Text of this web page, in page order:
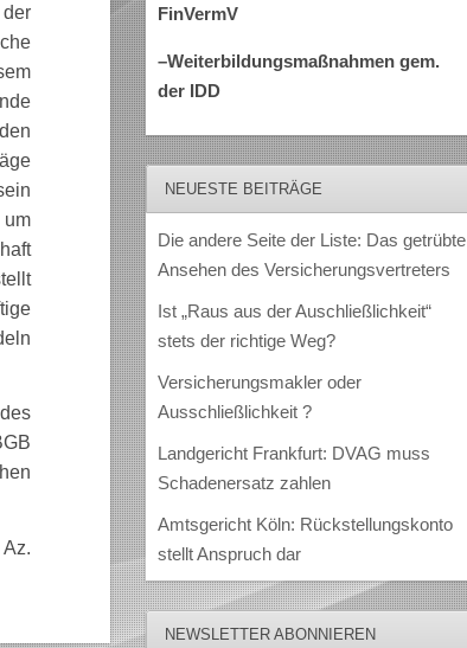
der
FinVermV
–Weiterbildungsmaßnahmen gem.
der IDD
NEUESTE BEITRÄGE
Die andere Seite der Liste: Das getrübte
Ansehen des Versicherungsvertreters
Ist „Raus aus der Auschließlichkeit“
stets der richtige Weg?
Versicherungsmakler oder
Ausschließlichkeit ?
Landgericht Frankfurt: DVAG muss
Schadenersatz zahlen
Amtsgericht Köln: Rückstellungskonto
stellt Anspruch dar
NEWSLETTER ABONNIEREN